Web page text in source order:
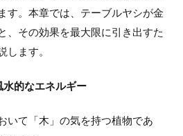
す。本章では、テーブルヤシが金
、その効果を最大限に引き出すた
します。
的なエネルギー
いて「木」の気を持つ植物であ